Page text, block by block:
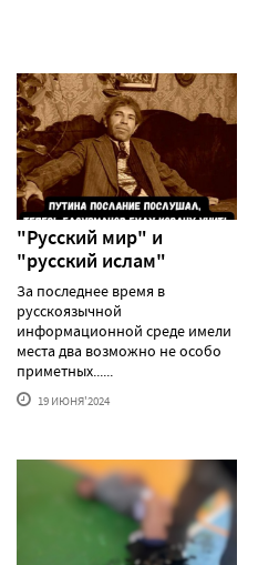
"Русский мир" и
"русский ислам"
За последнее время в
русскоязычной
информационной среде имели
места два возможно не особо
приметных......
19 ИЮНЯ'2024